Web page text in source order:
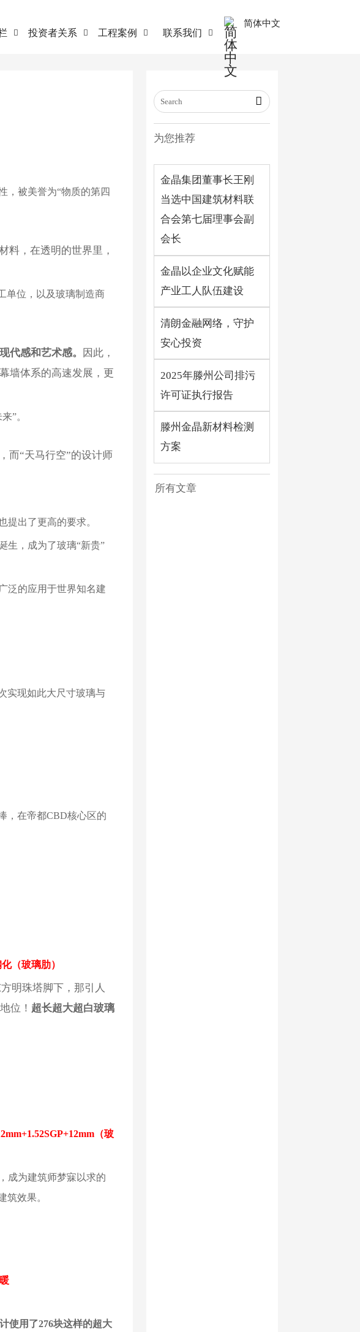
 投资者关系  工程案例  联系我们 
简体中文
，被美誉为“物质的第四
料，在透明的世界里，
单位，以及玻璃制造商
代感和艺术感。 因此，
墙体系的高速发展，更
”。
而“天马行空”的设计师
出了更高的要求。
生，成为了玻璃“新贵”
泛的应用于世界知名建
现如此大尺寸玻璃与
在帝都CBD核心区的
（玻璃肋）
明珠塔脚下，那引人
位！ 超长超大超白玻璃
（玻
成为建筑师梦寐以求的
效果。
使用了276块这样的超大

为您推荐
金晶集团董事长王刚
当选中国建筑材料联
合会第七届理事会副
会长
金晶以企业文化赋能
产业工人队伍建设
清朗金融网络，守护
安心投资
2025年滕州公司排污
许可证执行报告
滕州金晶新材料检测
方案
所有文章